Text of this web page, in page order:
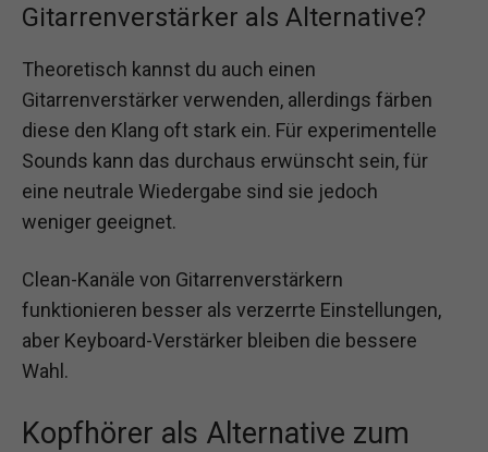
Gitarrenverstärker als Alternative?
Theoretisch kannst du auch einen
Gitarrenverstärker verwenden, allerdings färben
diese den Klang oft stark ein. Für experimentelle
Sounds kann das durchaus erwünscht sein, für
eine neutrale Wiedergabe sind sie jedoch
weniger geeignet.
Clean-Kanäle von Gitarrenverstärkern
funktionieren besser als verzerrte Einstellungen,
aber Keyboard-Verstärker bleiben die bessere
Wahl.
Kopfhörer als Alternative zum